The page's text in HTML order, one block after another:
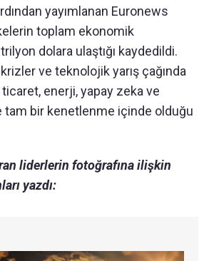
yayımlanan Euronews
toplam ekonomik
dolara ulaştığı kaydedildi.
ve teknolojik yarış çağında
enerji, yapay zeka ve
tam bir kenetlenme içinde olduğu
liderlerin fotoğrafına ilişkin
yazdı: